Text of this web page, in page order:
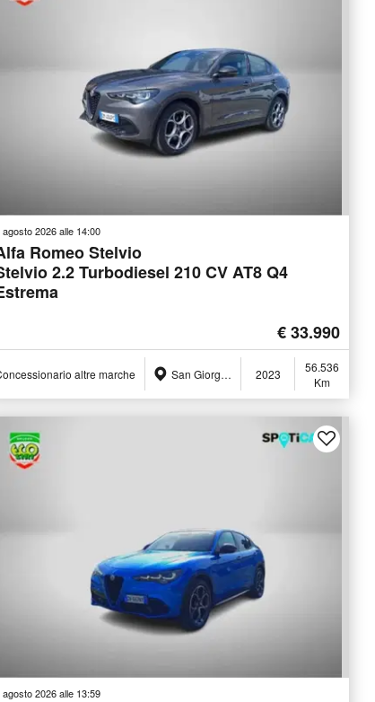
agosto 2026 alle 14:00
Romeo Stelvio
2.2 Turbodiesel 210 CV AT8 Q4
€ 33.990
altre marche San Giorgio a Liri (FR) 2023
56.536
Km
agosto 2026 alle 13:59